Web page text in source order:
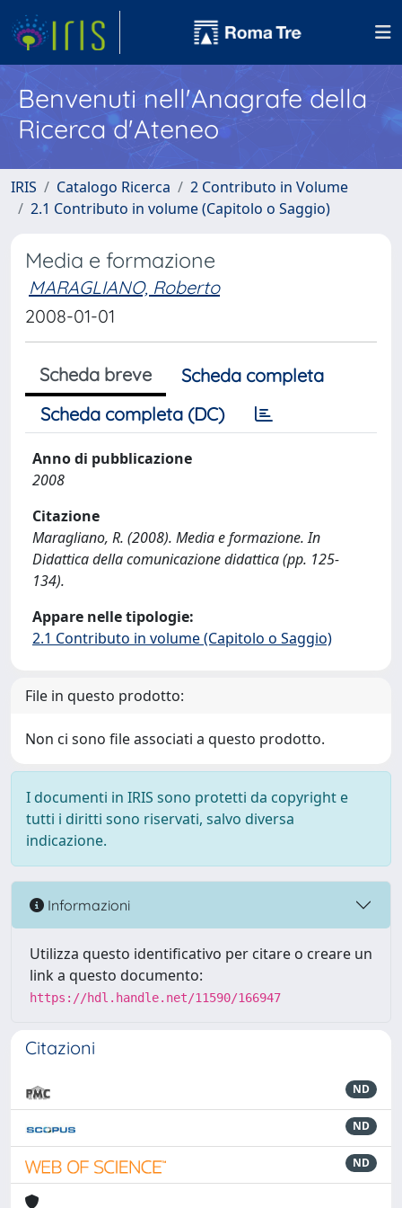
Benvenuti nell'Anagrafe della
Ricerca d'Ateneo
IRIS Catalogo Ricerca
2 Contributo in Volume
2.1 Contributo in volume (Capitolo o Saggio)
Media e formazione
MARAGLIANO, Roberto
2008-01-01
Scheda breve
Scheda completa
Scheda completa (DC)
Anno di pubblicazione
2008
Citazione
Maragliano, R. (2008). Media e formazione. In
Didattica della comunicazione didattica (pp. 125-
134).
Appare nelle tipologie:
2.1 Contributo in volume (Capitolo o Saggio)
File in questo prodotto:
Non ci sono file associati a questo prodotto.
I documenti in IRIS sono protetti da copyright e
tutti i diritti sono riservati, salvo diversa
indicazione.
Informazioni
Utilizza questo identificativo per citare o creare un
link a questo documento:
https://hdl.handle.net/11590/166947
Citazioni
ND
ND
ND